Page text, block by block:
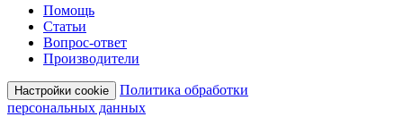
Помощь
Статьи
Вопрос-ответ
Производители
Настройки cookie
Политика обработки
персональных данных